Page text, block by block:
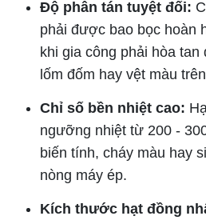
Độ phân tán tuyệt đối:
phải được bao bọc hoàn
khi gia công phải hòa
lốm đốm hay vệt màu
Chỉ số bền nhiệt cao:
ngưỡng nhiệt từ 200 -
biến tính, cháy màu hay
nòng máy ép.
Kích thước hạt đồng